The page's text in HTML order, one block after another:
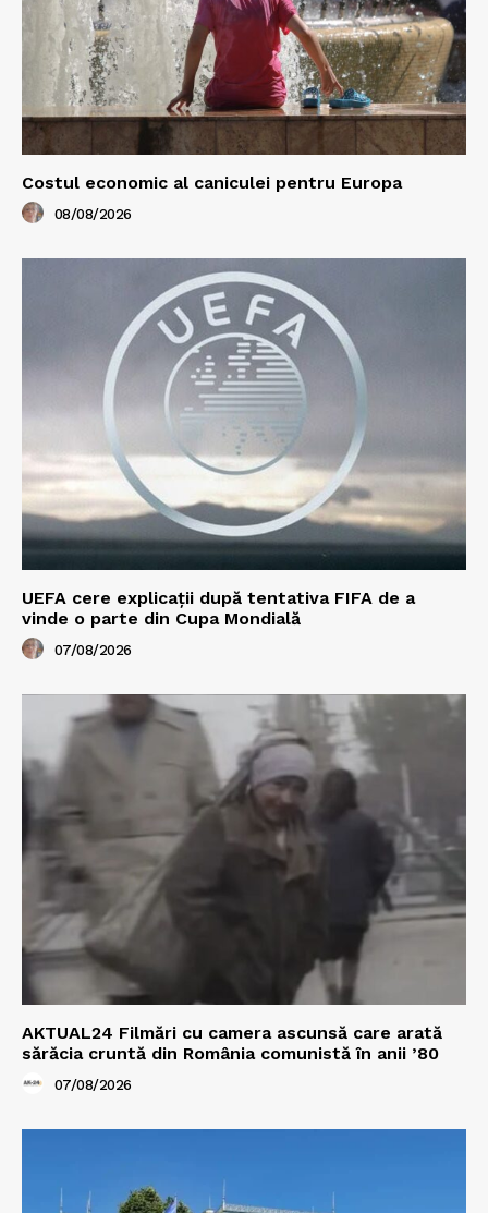
Costul economic al caniculei pentru Europa
08/08/2026
UEFA cere explicații după tentativa FIFA de a
vinde o parte din Cupa Mondială
07/08/2026
AKTUAL24 Filmări cu camera ascunsă care arată
sărăcia cruntă din România comunistă în anii ’80
07/08/2026